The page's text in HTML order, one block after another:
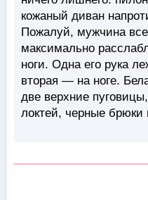
кожаный диван
Пожалуй, мужчина
максимально
ноги. Одна его рука
вторая — на ноге.
две верхние
локтей, черные брюки